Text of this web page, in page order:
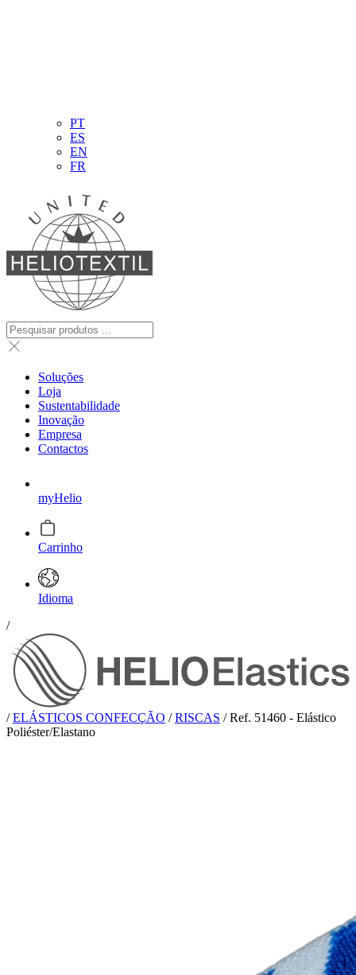
PT
ES
EN
FR
Soluções
Loja
Sustentabilidade
Inovação
Empresa
Contactos
myHelio
Carrinho
Idioma
/
/ ELÁSTICOS CONFECÇÃO / RISCAS / Ref. 51460 - Elástico
Poliéster/Elastano